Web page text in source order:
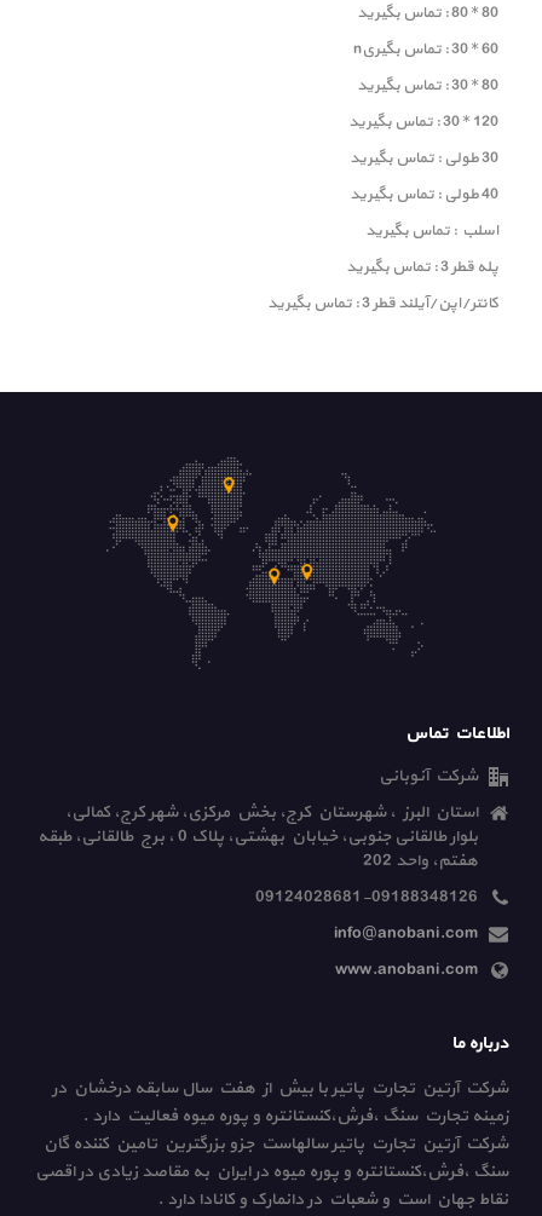
80 * 80 : تماس بگیرید
60 * 30 : تماس بگیریn
80 * 30 : تماس بگیرید
120 * 30 : تماس بگیرید
30 طولی : تماس بگیرید
40 طولی : تماس بگیرید
اسلب : تماس بگیرید
پله قطر 3 : تماس بگیرید
کانتر/اپن/آیلند قطر 3 : تماس بگیرید
اطلاعات تماس
شرکت آنوبانی
استان البرز ، شهرستان کرج، بخش مرکزی، شهر کرج، کمالی،
بلوار طالقانی جنوبی، خیابان بهشتی، پلاک 0 ، برج طالقانی، طبقه
هفتم، واحد 202
09124028681-09188348126
info@anobani.com
www.anobani.com
درباره ما
شرکت آرتین تجارت پاتیر با بیش از هفت سال سابقه درخشان در
زمینه تجارت سنگ ،فرش،کنستانتره و پوره میوه فعالیت دارد .
شرکت آرتین تجارت پاتیر سالهاست جزو بزرگترین تامین کننده گان
سنگ ،فرش،کنستانتره و پوره میوه در ایران به مقاصد زیادی در اقصی
نقاط جهان است و شعبات در دانمارک و کانادا دارد .